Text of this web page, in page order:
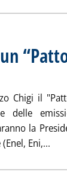
Chigi il
delle
la
Eni,...